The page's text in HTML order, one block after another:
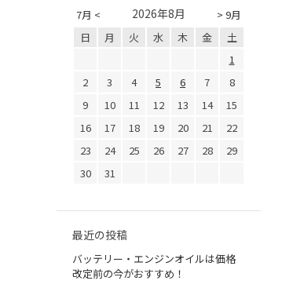
7月 < > 9月
2026年8月
日 月 火 水 木 金
土
1
2
3 4 5 6 7
8
9
10 11 12 13 14
15
16
17 18 19 20 21
22
23
24 25 26 27 28
29
30
31
最近の投稿
バッテリー・エンジンオイルは価格
改定前の今がおすすめ！